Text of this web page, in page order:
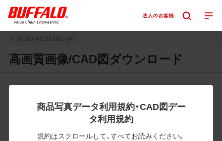
RUF3-ACR128G-BK
高画質画像/CAD図ダウンロード
商品写真データ利用規約・CAD図デー
タ利用規約
規約はスクロールして、すべてお読みください。
すと圧縮ファイルのダウンロードが始まります。
JPEG・EPSファイルにはパスが設定されています。画像編集
の際に便利です。PNG画像は原則として背景を透過したもの
を提供しています。